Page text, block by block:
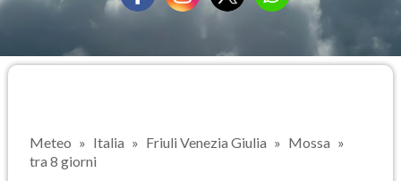
Meteo Italia Friuli Venezia Giulia
Mossa
tra 8 giorni